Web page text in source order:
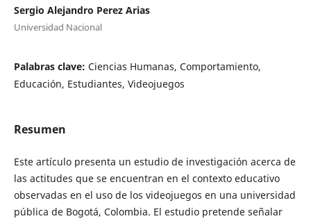
Sergio Alejandro Perez Arias
Universidad Nacional
Palabras clave: Ciencias Humanas, Comportamiento,
Educación, Estudiantes, Videojuegos
Resumen
Este artículo presenta un estudio de investigación acerca de
las actitudes que se encuentran en el contexto educativo
observadas en el uso de los videojuegos en una universidad
pública de Bogotá, Colombia. El estudio pretende señalar